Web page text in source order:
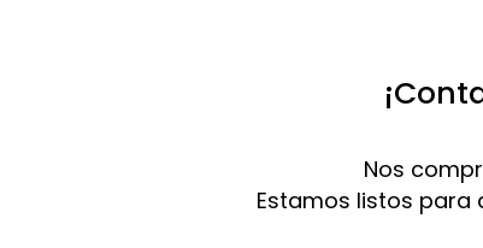
Nos
Estamos listos